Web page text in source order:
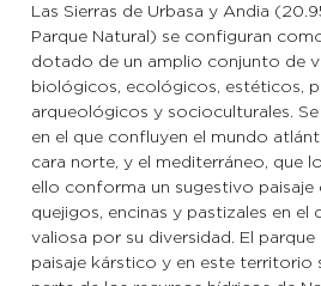
Las Sierras de Urbasa y Andia
Parque Natural) se configuran
dotado de un amplio conjunto de
biológicos, ecológicos, estéticos,
arqueológicos y socioculturales.
en el que confluyen el mundo
cara norte, y el mediterráneo, que
ello conforma un sugestivo paisaje
quejigos, encinas y pastizales en el
valiosa por su diversidad. El
paisaje kárstico y en este territorio